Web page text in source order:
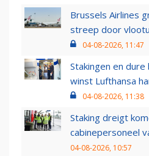
Brussels Airlines
streep door
04-08-2026, 11:47
Stakingen en
winst Lufthansa
04-08-2026, 11:38
Staking dreigt
cabinepersoneel
04-08-2026, 10:57